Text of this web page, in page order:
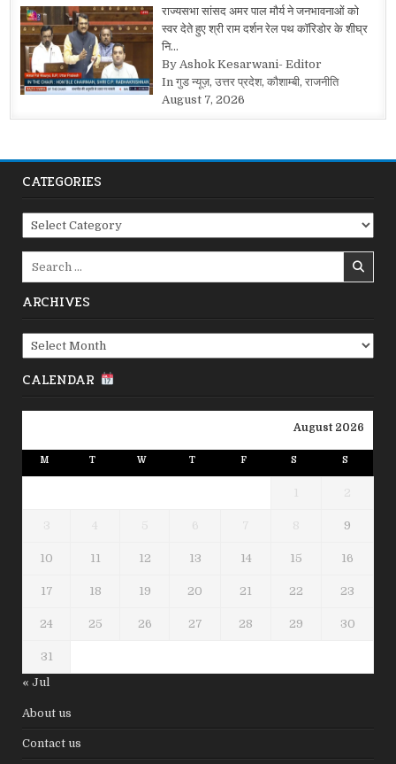
राज्यसभा सांसद अमर पाल मौर्य ने जनभावनाओं को
स्वर देते हुए श्री राम दर्शन रेल पथ कॉरिडोर के शीघ्र
नि…
By Ashok Kesarwani- Editor
In गुड न्यूज़, उत्तर प्रदेश, कौशाम्बी, राजनीति
August 7, 2026
CATEGORIES
Categories
ARCHIVES
Archives
CALENDAR
August 2026
M T W T F S S
1 2
3 4 5 6 7 8 9
10 11 12 13 14 15 16
17 18 19 20 21 22 23
24 25 26 27 28 29 30
31
« Jul
About us
Contact us